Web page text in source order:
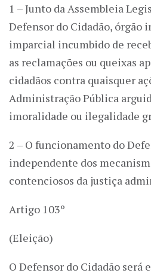
1 – Junto da Assembleia
Defensor do Cidadão, órgão
imparcial incumbido de
as reclamações ou queixas
cidadãos contra quaisquer
Administração Pública
imoralidade ou ilegalidade
2 – O funcionamento do
independente dos
contenciosos da justiça
Artigo 103º
(Eleição)
O Defensor do Cidadão